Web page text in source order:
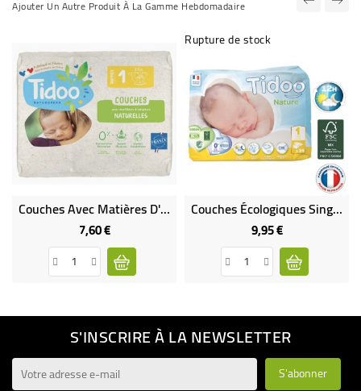
Ajouter Un Autre Produit À La Gamme Hebdomadaire
Couches Avec Matières D'origines Naturelles - T1 (2 À 5 Kg)
7,60 €Prix
Rupture de stock
Couches Écologiques Single Pack (x26) - T1/XS (2 À 5 Kg)
9,95 €Prix
S'INSCRIRE À LA NEWSLETTER